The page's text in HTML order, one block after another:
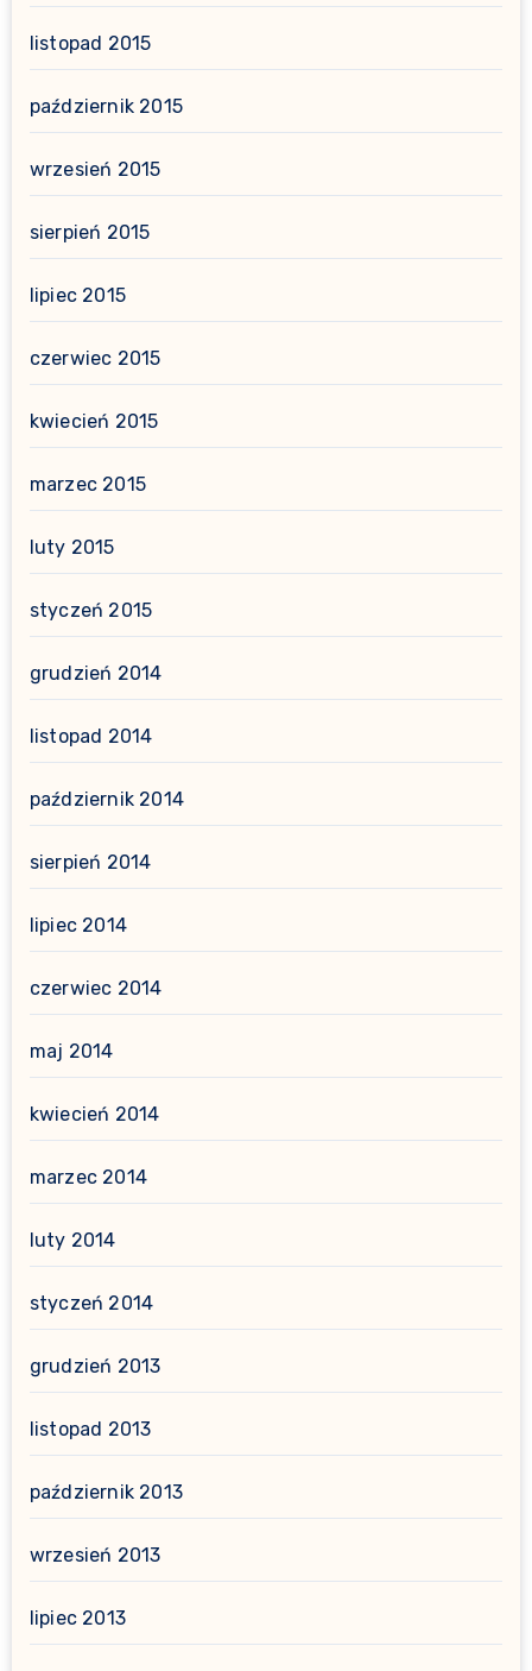
listopad 2015
październik 2015
wrzesień 2015
sierpień 2015
lipiec 2015
czerwiec 2015
kwiecień 2015
marzec 2015
luty 2015
styczeń 2015
grudzień 2014
listopad 2014
październik 2014
sierpień 2014
lipiec 2014
czerwiec 2014
maj 2014
kwiecień 2014
marzec 2014
luty 2014
styczeń 2014
grudzień 2013
listopad 2013
październik 2013
wrzesień 2013
lipiec 2013